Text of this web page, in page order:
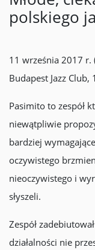
polskiego
11 września 2017 r.
Budapest Jazz
Pasimito to zespół
niewątpliwie
bardziej
oczywistego
nieoczywistego i
słyszeli.
Zespół
działalności nie